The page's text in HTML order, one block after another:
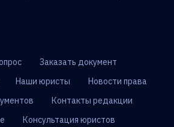
Заказать документ
Наши юристы
Новости права
Контакты редакции
Консультация юристов